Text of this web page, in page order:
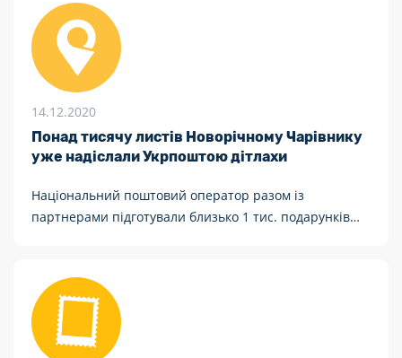
14.12.2020
Понад тисячу листів Новорічному Чарівнику
уже надіслали Укрпоштою дітлахи
Національний поштовий оператор разом із
партнерами підготували близько 1 тис. подарунків